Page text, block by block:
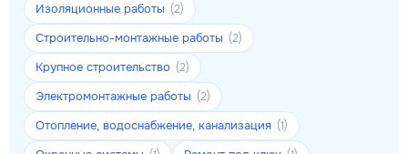
Изоляционные работы (2)
Строительно-монтажные работы (2)
Крупное строительство (2)
Электромонтажные работы (2)
Отопление, водоснабжение, канализация (1)